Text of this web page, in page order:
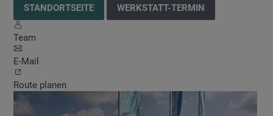
STANDORTSEITE WERKSTATT-TERMIN
Team
E-Mail
Route planen